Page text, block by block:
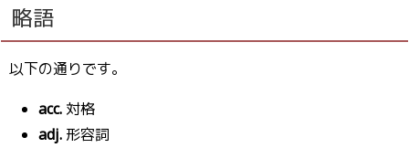
略語
以下の通りです。
acc. 対格
adj. 形容詞